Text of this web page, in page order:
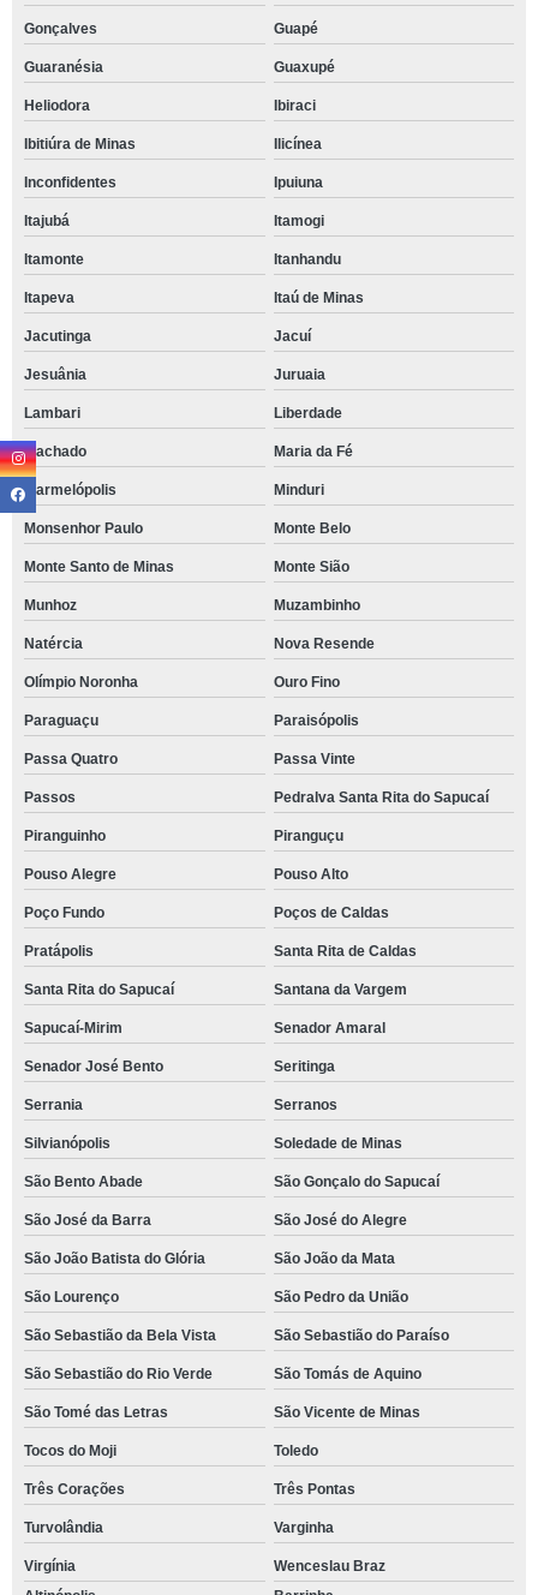
Gonçalves Guapé
Guaranésia Guaxupé
Heliodora Ibiraci
Ibitiúra de Minas Ilicínea
Inconfidentes Ipuiuna
Itajubá Itamogi
Itamonte Itanhandu
Itapeva Itaú de Minas
Jacutinga Jacuí
Jesuânia Juruaia
Lambari Liberdade
Machado Maria da Fé
Marmelópolis Minduri
Monsenhor Paulo Monte Belo
Monte Santo de Minas Monte Sião
Munhoz Muzambinho
Natércia Nova Resende
Olímpio Noronha Ouro Fino
Paraguaçu Paraisópolis
Passa Quatro Passa Vinte
Passos Pedralva Santa Rita do Sapucaí
Piranguinho Piranguçu
Pouso Alegre Pouso Alto
Poço Fundo Poços de Caldas
Pratápolis Santa Rita de Caldas
Santa Rita do Sapucaí Santana da Vargem
Sapucaí-Mirim Senador Amaral
Senador José Bento Seritinga
Serrania Serranos
Silvianópolis Soledade de Minas
São Bento Abade São Gonçalo do Sapucaí
São José da Barra São José do Alegre
São João Batista do Glória São João da Mata
São Lourenço São Pedro da União
São Sebastião da Bela Vista São Sebastião do Paraíso
São Sebastião do Rio Verde São Tomás de Aquino
São Tomé das Letras São Vicente de Minas
Tocos do Moji Toledo
Três Corações Três Pontas
Turvolândia Varginha
Virgínia
Wenceslau Braz